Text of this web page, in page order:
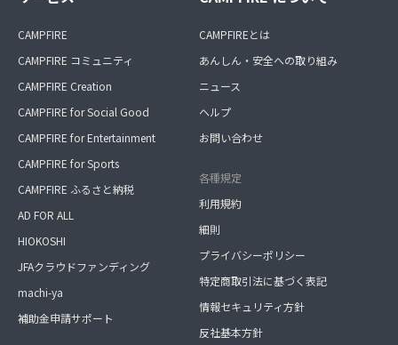
CAMPFIRE
CAMPFIRE コミュニティ
CAMPFIRE Creation
CAMPFIRE for Social Good
CAMPFIRE for Entertainment
CAMPFIRE for Sports
CAMPFIRE ふるさと納税
AD FOR ALL
HIOKOSHI
JFAクラウドファンディング
machi-ya
補助金申請サポート
CAMPFIREとは
あんしん・安全への取り組み
ニュース
ヘルプ
お問い合わせ
各種規定
利用規約
細則
プライバシーポリシー
特定商取引法に基づく表記
情報セキュリティ方針
反社基本方針